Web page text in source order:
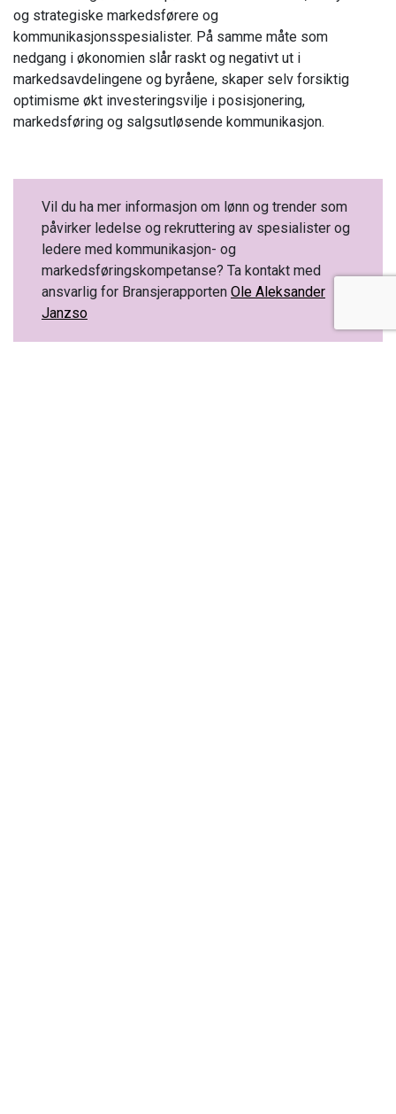
og strategiske markedsførere og
kommunikasjonsspesialister. På samme måte som
nedgang i økonomien slår raskt og negativt ut i
markedsavdelingene og byråene, skaper selv forsiktig
optimisme økt investeringsvilje i posisjonering,
markedsføring og salgsutløsende kommunikasjon.
Vil du ha mer informasjon om lønn og trender som
påvirker ledelse og rekruttering av spesialister og
ledere med kommunikasjon- og
markedsføringskompetanse? Ta kontakt med
ansvarlig for Bransjerapporten Ole Aleksander
Janzso